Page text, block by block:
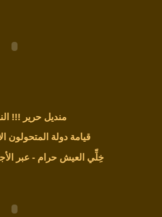
منديل حرير !!!
قيامة دولة المتحولون
خِلِّي العيش حرام - عبر